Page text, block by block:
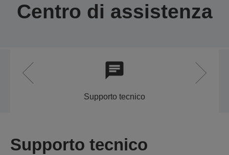
Centro di assistenza
Supporto tecnico
Supporto tecnico